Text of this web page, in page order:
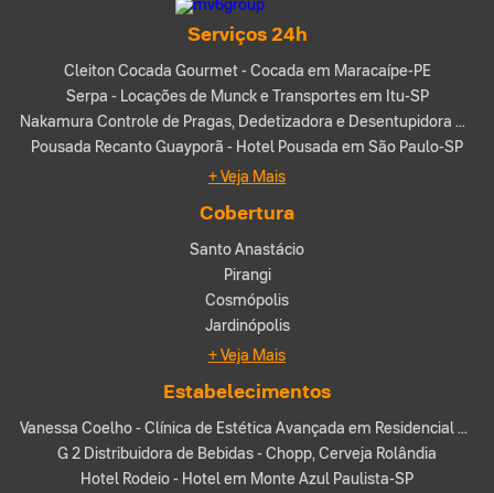
Serviços 24h
Cleiton Cocada Gourmet - Cocada em Maracaípe-PE
Serpa - Locações de Munck e Transportes em Itu-SP
Nakamura Controle de Pragas, Dedetizadora e Desentupidora Mirassol
Pousada Recanto Guayporã - Hotel Pousada em São Paulo-SP
+ Veja Mais
Cobertura
Santo Anastácio
Pirangi
Cosmópolis
Jardinópolis
+ Veja Mais
Estabelecimentos
Vanessa Coelho - Clínica de Estética Avançada em Residencial Quinta do Golfe (São José do Rio Preto-SP)
G 2 Distribuidora de Bebidas - Chopp, Cerveja Rolândia
Hotel Rodeio - Hotel em Monte Azul Paulista-SP